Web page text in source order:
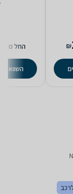
₪ החל מ-
השוואת